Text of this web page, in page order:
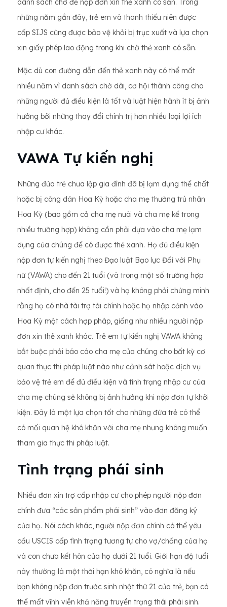
danh sách chờ để nộp đơn xin thẻ xanh có sẵn. Trong
những năm gần đây, trẻ em và thanh thiếu niên được
cấp SIJS cũng được bảo vệ khỏi bị trục xuất và lựa chọn
xin giấy phép lao động trong khi chờ thẻ xanh có sẵn.
Mặc dù con đường dẫn đến thẻ xanh này có thể mất
nhiều năm vì danh sách chờ dài, cơ hội thành công cho
những người đủ điều kiện là tốt và luật hiện hành ít bị ảnh
hưởng bởi những thay đổi chính trị hơn nhiều loại lợi ích
nhập cư khác.
VAWA Tự kiến nghị
Những đứa trẻ chưa lập gia đình đã bị lạm dụng thể chất
hoặc bị công dân Hoa Kỳ hoặc cha mẹ thường trú nhân
Hoa Kỳ (bao gồm cả cha mẹ nuôi và cha mẹ kế trong
nhiều trường hợp) không cần phải dựa vào cha mẹ lạm
dụng của chúng để có được thẻ xanh. Họ đủ điều kiện
nộp đơn tự kiến nghị theo Đạo luật Bạo lực Đối với Phụ
nữ (VAWA) cho đến 21 tuổi (và trong một số trường hợp
nhất định, cho đến 25 tuổi!) và họ không phải chứng minh
rằng họ có nhà tài trợ tài chính hoặc họ nhập cảnh vào
Hoa Kỳ một cách hợp pháp, giống như nhiều người nộp
đơn xin thẻ xanh khác. Trẻ em tự kiến nghị VAWA không
bắt buộc phải báo cáo cha mẹ của chúng cho bất kỳ cơ
quan thực thi pháp luật nào như cảnh sát hoặc dịch vụ
bảo vệ trẻ em để đủ điều kiện và tình trạng nhập cư của
cha mẹ chúng sẽ không bị ảnh hưởng khi nộp đơn tự khởi
kiện. Đây là một lựa chọn tốt cho những đứa trẻ có thể
có mối quan hệ khó khăn với cha mẹ nhưng không muốn
tham gia thực thi pháp luật.
Tình trạng phái sinh
Nhiều đơn xin trợ cấp nhập cư cho phép người nộp đơn
chính đưa “các sản phẩm phái sinh” vào đơn đăng ký
của họ. Nói cách khác, người nộp đơn chính có thể yêu
cầu USCIS cấp tình trạng tương tự cho vợ/chồng của họ
và con chưa kết hôn của họ dưới 21 tuổi. Giới hạn độ tuổi
này thường là một thời hạn khó khăn, có nghĩa là nếu
bạn không nộp đơn trước sinh nhật thứ 21 của trẻ, bạn có
thể mất vĩnh viễn khả năng truyền trạng thái phái sinh.